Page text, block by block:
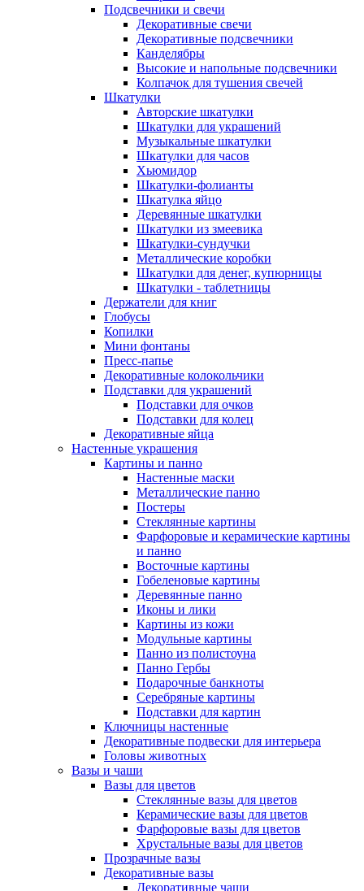
Подсвечники и свечи
Декоративные свечи
Декоративные подсвечники
Канделябры
Высокие и напольные подсвечники
Колпачок для тушения свечей
Шкатулки
Авторские шкатулки
Шкатулки для украшений
Музыкальные шкатулки
Шкатулки для часов
Хьюмидор
Шкатулки-фолианты
Шкатулка яйцо
Деревянные шкатулки
Шкатулки из змеевика
Шкатулки-сундучки
Металлические коробки
Шкатулки для денег, купюрницы
Шкатулки - таблетницы
Держатели для книг
Глобусы
Копилки
Мини фонтаны
Пресс-папье
Декоративные колокольчики
Подставки для украшений
Подставки для очков
Подставки для колец
Декоративные яйца
Настенные украшения
Картины и панно
Настенные маски
Металлические панно
Постеры
Стеклянные картины
Фарфоровые и керамические картины
и панно
Восточные картины
Гобеленовые картины
Деревянные панно
Иконы и лики
Картины из кожи
Модульные картины
Панно из полистоуна
Панно Гербы
Подарочные банкноты
Серебряные картины
Подставки для картин
Ключницы настенные
Декоративные подвески для интерьера
Головы животных
Вазы и чаши
Вазы для цветов
Стеклянные вазы для цветов
Керамические вазы для цветов
Фарфоровые вазы для цветов
Хрустальные вазы для цветов
Прозрачные вазы
Декоративные вазы
Декоративные чаши